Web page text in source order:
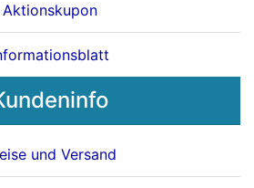
Aktionskupon
und Versand